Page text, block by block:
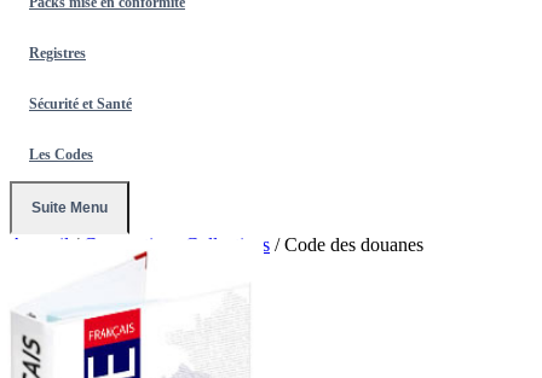
Registres
Sécurité et Santé
Les Codes
Suite Menu
Accueil / Conventions Collectives / Code des douanes